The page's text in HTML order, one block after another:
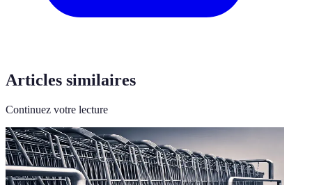
Articles similaires
Continuez votre lecture